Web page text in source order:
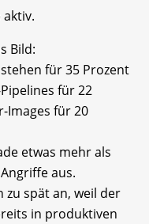
Bild:
für 35 Prozent
für 22
Images für 20
etwas mehr als
aus.
zu spät an, weil der
in produktiven